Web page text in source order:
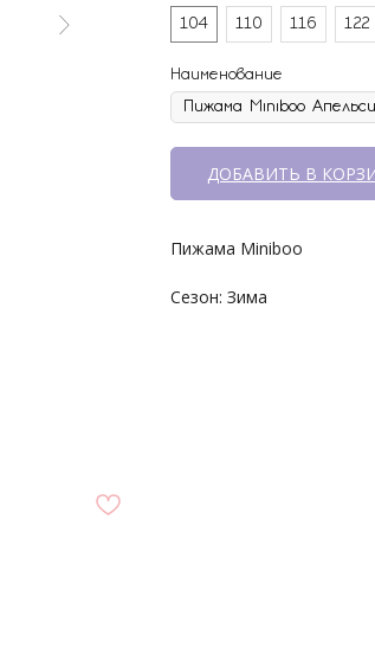
104
110 116 122
Наименование
ДОБАВИТЬ В
Пижама Miniboo
Сезон: Зима